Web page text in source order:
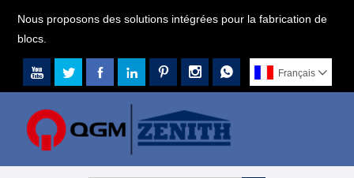
Nous proposons des solutions intégrées pour la fabrication de
blocs.
       Français 